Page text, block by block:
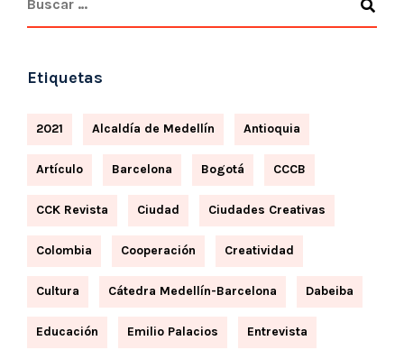
Etiquetas
2021 Alcaldía de Medellín Antioquia
Artículo Barcelona Bogotá CCCB
CCK Revista Ciudad Ciudades Creativas
Colombia Cooperación Creatividad
Cultura Cátedra Medellín-Barcelona Dabeiba
Educación Emilio Palacios Entrevista